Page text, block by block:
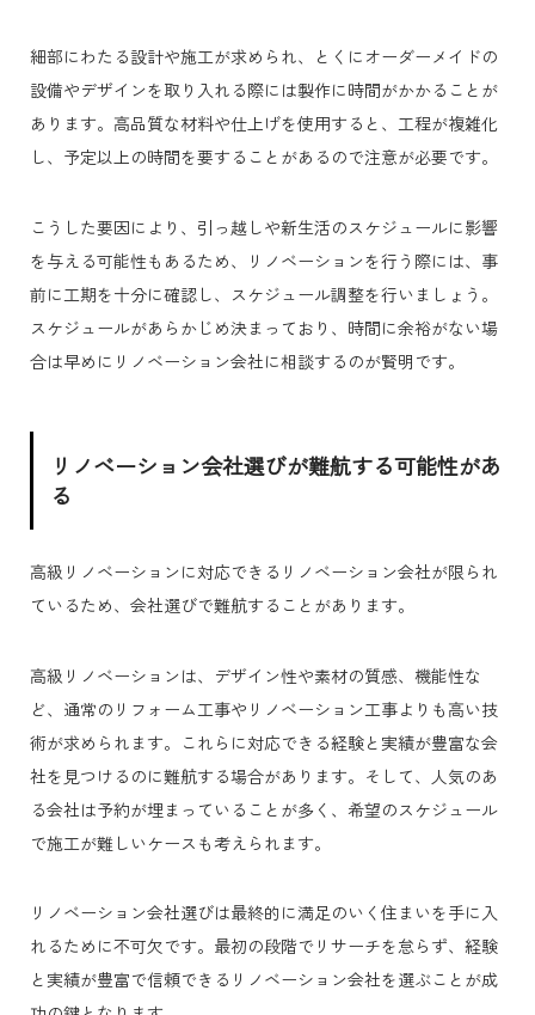
細部にわたる設計や施工が求められ、とくにオーダーメイドの
設備やデザインを取り入れる際には製作に時間がかかることが
あります。高品質な材料や仕上げを使用すると、工程が複雑化
し、予定以上の時間を要することがあるので注意が必要です。
こうした要因により、引っ越しや新生活のスケジュールに影響
を与える可能性もあるため、リノベーションを行う際には、事
前に工期を十分に確認し、スケジュール調整を行いましょう。
スケジュールがあらかじめ決まっており、時間に余裕がない場
合は早めにリノベーション会社に相談するのが賢明です。
リノベーション会社選びが難航する可能性があ
る
高級リノベーションに対応できるリノベーション会社が限られ
ているため、会社選びで難航することがあります。
高級リノベーションは、デザイン性や素材の質感、機能性な
ど、通常のリフォーム工事やリノベーション工事よりも高い技
術が求められます。これらに対応できる経験と実績が豊富な会
社を見つけるのに難航する場合があります。そして、人気のあ
る会社は予約が埋まっていることが多く、希望のスケジュール
で施工が難しいケースも考えられます。
リノベーション会社選びは最終的に満足のいく住まいを手に入
れるために不可欠です。最初の段階でリサーチを怠らず、経験
と実績が豊富で信頼できるリノベーション会社を選ぶことが成